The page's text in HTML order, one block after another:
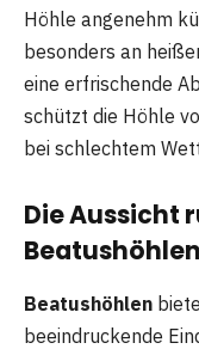
Höhle angenehm
besonders an
eine erfrischende
schützt die Höhle
bei schlechtem
Die Aussicht
Beatushöhlen
beeindruckende